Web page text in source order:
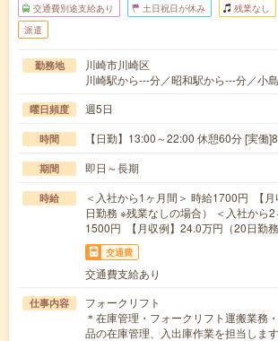
交通費別途支給あり 土日祝日が休み 残業なし
派遣
勤務地
川崎市川崎区
川崎駅から---分／昭和駅から---分／小
曜日頻度 週5日
時間 【日勤】13:00～22:00 休憩60分 [実働
期間 即日～長期
時給
＜入社から1ヶ月間＞ 時給1700円 【
日勤務 ※残業なしの場合） ＜入社から
1500円 【月収例】24.0万円（20日勤務
交通費
交通費支給あり
仕事内容
フォークリフト
＊在庫管理・フォークリフト運搬業務
品の在庫管理、入出庫作業を担当しま